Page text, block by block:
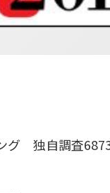
グ 独自調査